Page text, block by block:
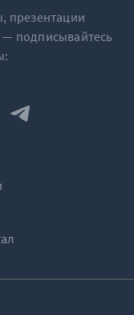
презентации
подписывайтесь